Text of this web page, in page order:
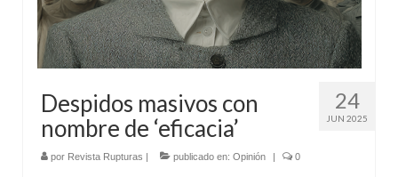
24
JUN 2025
Despidos masivos con
nombre de ‘eficacia’
por Revista Rupturas publicado en: Opinión 0